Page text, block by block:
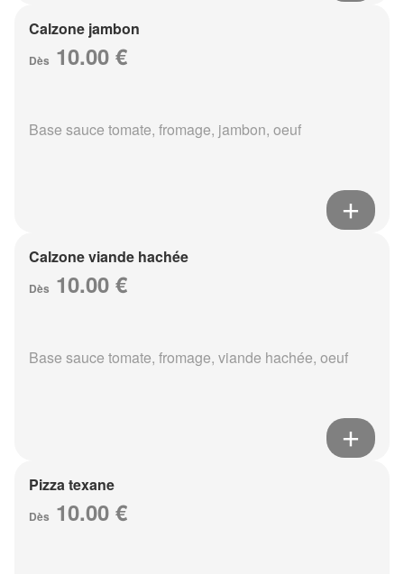
Calzone jambon
Dès 10.00 €
Base sauce tomate, fromage, jambon, oeuf
Calzone viande hachée
Dès 10.00 €
Base sauce tomate, fromage, viande hachée, oeuf
Pizza texane
Dès 10.00 €